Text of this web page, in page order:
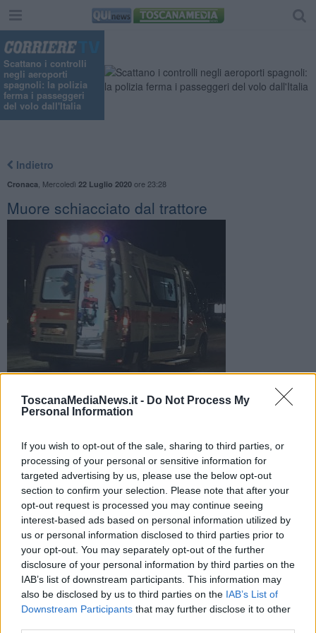
ToscanaMediaNews.it - Do Not Process My
Personal Information
If you wish to opt-out of the sale, sharing to third parties, or
processing of your personal or sensitive information for
targeted advertising by us, please use the below opt-out
section to confirm your selection. Please note that after your
opt-out request is processed you may continue seeing
interest-based ads based on personal information utilized by
us or personal information disclosed to third parties prior to
your opt-out. You may separately opt-out of the further
disclosure of your personal information by third parties on the
IAB’s list of downstream participants. This information may
also be disclosed by us to third parties on the IAB’s List of
Downstream Participants that may further disclose it to other
Scattano i controlli
negli aeroporti
spagnoli: la polizia
ferma i passeggeri
del volo dall'Italia
Indietro
Cronaca Mercoledì 22 Luglio 2020ore 23:28
Muore schiacciato dal trattore
Drammatico incidente in serata nelle campagne di Casciana
CASCIANA TERME LARI — Un uomo è morto in serata nelle
campagne di Casciana Terme Lari. Secondo quanto ricostruito il
fatto è avvenuto mentre l'uomo stava lavorando con un mezzo
agricolo.
Il drammatico episodio è avvenuto in località Vivaia, sul posto il 118
e i vigili del fuoco, oltre ai Carabinieri.